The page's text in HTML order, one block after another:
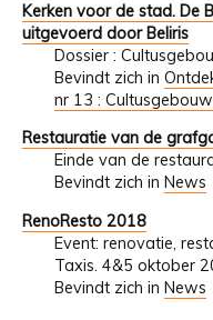
Kerken voor de stad. De
uitgevoerd door Beliris
Dossier :
Bevindt zich in
nr 13 :
Restauratie van de
Einde van de
Bevindt zich in News
RenoResto 2018
Event: renovatie,
Taxis. 4&5 oktober
Bevindt zich in News